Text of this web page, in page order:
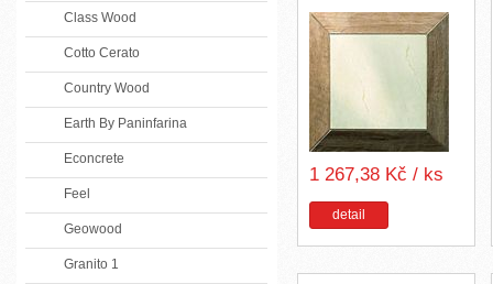
Class Wood
Cotto Cerato
Country Wood
Earth By Paninfarina
Econcrete
Feel
Geowood
Granito 1
1 267,38 Kč / ks
detail